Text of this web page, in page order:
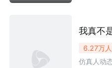
更可怕的
等手段
移，还准
我真不
6.27万
仿真人动